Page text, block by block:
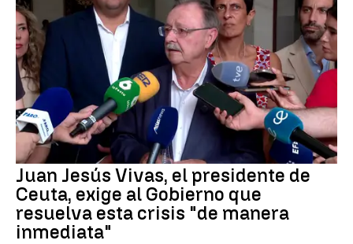
Juan Jesús Vivas, el presidente de
Ceuta, exige al Gobierno que
resuelva esta crisis "de manera
inmediata"